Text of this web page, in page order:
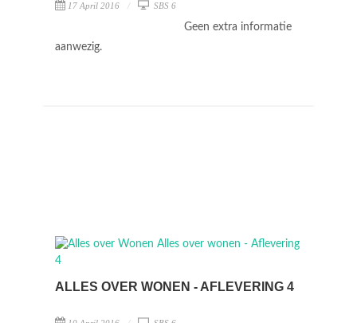
17 April 2016 SBS 6
Geen extra informatie
aanwezig.
ALLES OVER WONEN - AFLEVERING 4